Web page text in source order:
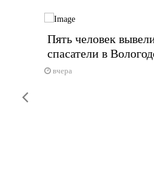
Пять человек
спасатели в
вчера